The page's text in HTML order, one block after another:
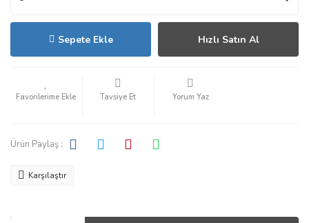
Sepete Ekle Hızlı Satın Al
Tavsiye Et Yorum Yaz
Ürün Paylaş :
Karşılaştır